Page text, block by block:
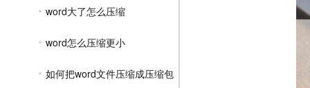
word大了怎么压缩
word怎么压缩更小
如何把word文件压缩成压缩包